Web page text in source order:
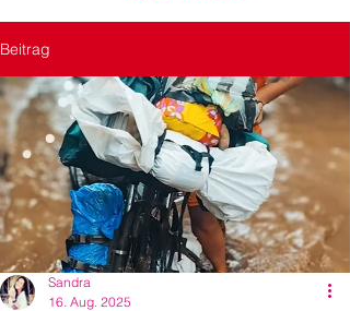
Beitrag
Sandra
16. Aug. 2025